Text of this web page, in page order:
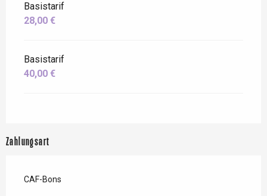
Basistarif
28,00 €
Basistarif
40,00 €
Zahlungsart
CAF-Bons